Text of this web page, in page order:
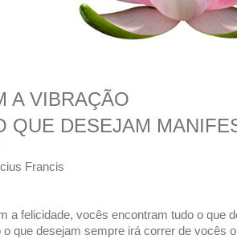
A VIBRAÇÃO
QUE DESEJAM
Francis
a felicidade, vocês encontram tudo o que
o que desejam sempre irá correr de vocês